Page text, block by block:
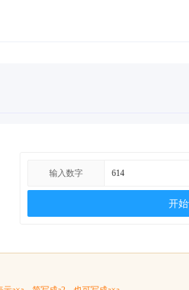
输入数字
开